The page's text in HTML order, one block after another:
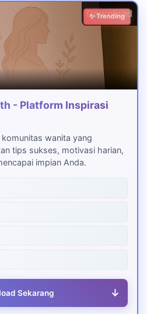
Download
✨ Trending
- Platform Inspirasi
wanita yang
tips sukses, motivasi harian,
impian Anda.
Sekarang ↓